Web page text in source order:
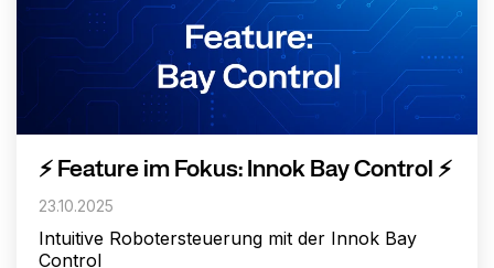
⚡ Feature im Fokus: Innok Bay Control ⚡
23.10.2025
Intuitive Robotersteuerung mit der Innok Bay
Control